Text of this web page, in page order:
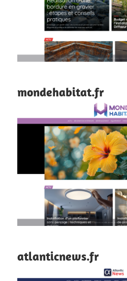
mondehabitat.fr
atlanticnews.fr